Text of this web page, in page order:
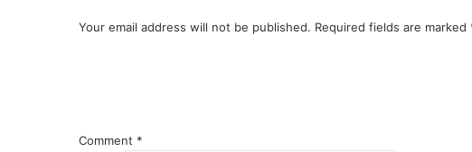
Your email address will not be published. Required fields are marked
Comment *